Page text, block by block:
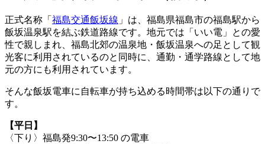
正式名称「 福島交通飯坂線 」は、福島県福島市の福島駅から
飯坂温泉駅を結ぶ鉄道路線です。地元では「いい電」との愛
性で親しまれ、福島北郊の温泉地・飯坂温泉への足として観
光客に利用されているのと同時に、通勤・通学路線として地
元の方にも利用されています。
そんな飯坂電車に自転車が持ち込める時間帯は以下の通りで
す。
【平日】
〈下り〉福島発9:30〜13:50 の電車